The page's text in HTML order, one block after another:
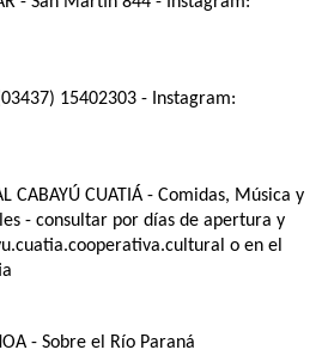
15402303 - Instagram:
CABAYÚ CUATIÁ - Comidas, Música y
- consultar por días de apertura y
o en el
- Sobre el Río Paraná